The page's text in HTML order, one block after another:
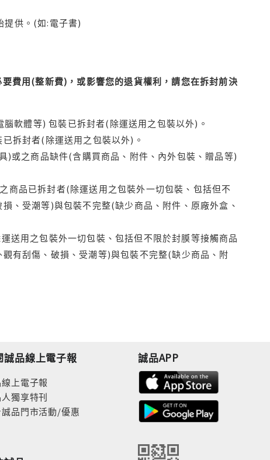
提供。(如:電子書)
費用(整新費)，或影響您的退貨權利，請您在拆封前決
軟體等) 包裝已拆封者(除運送用之包裝以外)。
拆封者(除運送用之包裝以外)。
或之商品缺件(含購買商品、附件、內外包裝、贈品等)
商品已拆封者(除運送用之包裝外一切包裝、包括但不
、受潮等)與包裝不完整(缺少商品、附件、原廠外盒、
送用之包裝外一切包裝、包括但不限於封膜等接觸商品
有刮傷、破損、受潮等)與包裝不完整(缺少商品、附
誠品線上電子報
上電子報
獨享特刊
品門市活動/優惠
誠品APP